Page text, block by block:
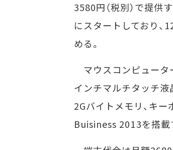
3580円（税別）で提供
にスタートしており、
める。
マウスコンピュータ
インチマルチタッチ液
2Gバイトメモリ、キー
Buisiness 2013を搭載